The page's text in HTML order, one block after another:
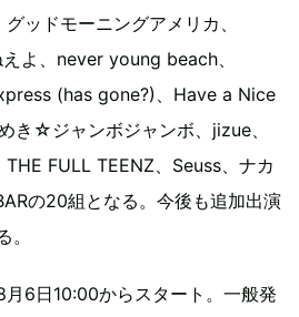
ッドモーニングアメリカ、
よ、never young beach、
(has gone?)、Have a Nice
き☆ジャンボジャンボ、jizue、
FULL TEENZ、Seuss、ナカ
の20組となる。今後も追加出演
6日10:00からスタート。一般発